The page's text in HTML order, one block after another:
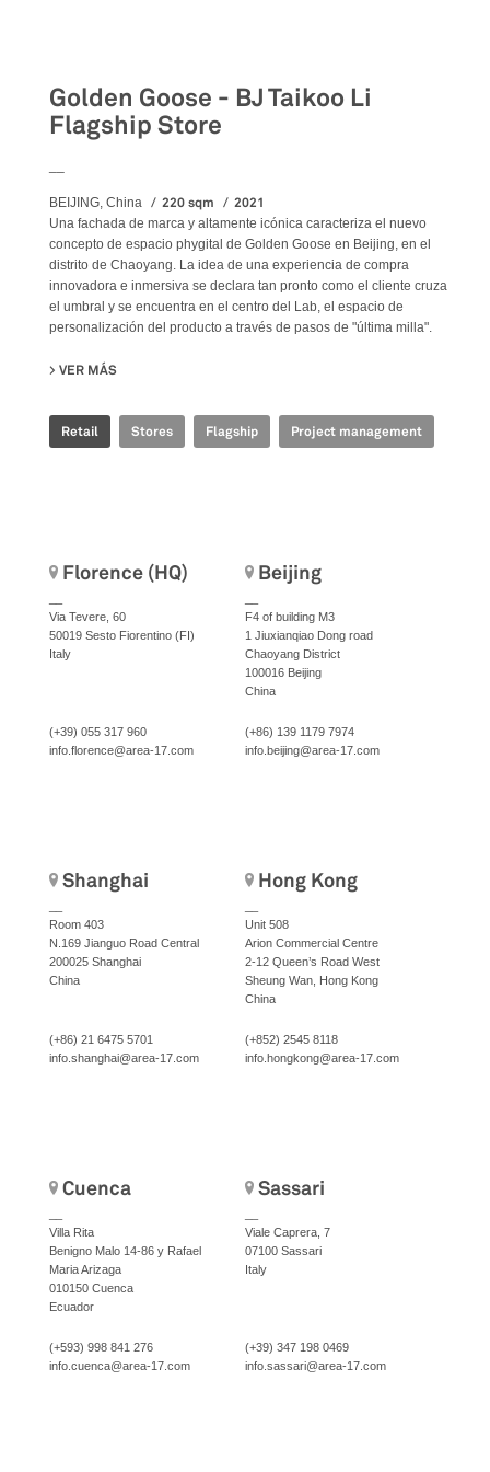
Golden Goose - BJ Taikoo Li
Flagship Store
BEIJING, China 220 sqm 2021
Una fachada de marca y altamente icónica caracteriza el nuevo
concepto de espacio phygital de Golden Goose en Beijing, en el
distrito de Chaoyang. La idea de una experiencia de compra
innovadora e inmersiva se declara tan pronto como el cliente cruza
el umbral y se encuentra en el centro del Lab, el espacio de
personalización del producto a través de pasos de "última milla".
VER MÁS
Retail Stores Flagship Project management
Florence (HQ)
Via Tevere, 60
50019 Sesto Fiorentino (FI)
Italy
(+39) 055 317 960
info.florence@area-17.com
Beijing
F4 of building M3
1 Jiuxianqiao Dong road
Chaoyang District
100016 Beijing
China
(+86) 139 1179 7974
info.beijing@area-17.com
Shanghai
Room 403
N.169 Jianguo Road Central
200025 Shanghai
China
(+86) 21 6475 5701
info.shanghai@area-17.com
Hong Kong
Unit 508
Arion Commercial Centre
2-12 Queen’s Road West
Sheung Wan, Hong Kong
China
(+852) 2545 8118
info.hongkong@area-17.com
Cuenca
Villa Rita
Benigno Malo 14-86 y Rafael
Maria Arizaga
010150 Cuenca
Ecuador
(+593) 998 841 276
info.cuenca@area-17.com
Sassari
Viale Caprera, 7
07100 Sassari
Italy
(+39) 347 198 0469
info.sassari@area-17.com